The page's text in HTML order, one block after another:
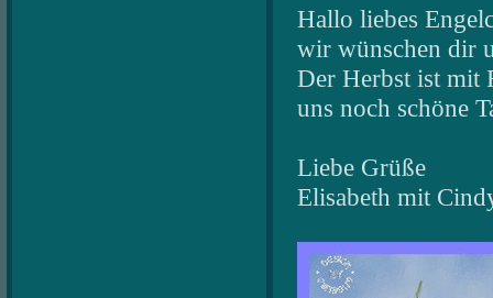
Hallo liebes
wir wünschen dir
Der Herbst ist mit
uns noch schöne
Liebe Grüße
Elisabeth mit